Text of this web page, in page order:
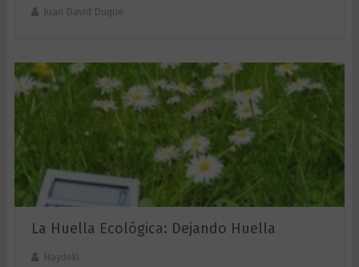
Juan David Duque
La Huella Ecológica: Dejando Huella
Haydeki